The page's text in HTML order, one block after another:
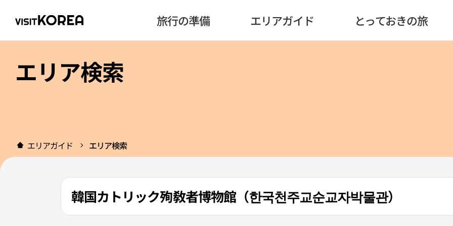
旅行の準備 エリアガイド とっておきの旅
エリア検索
エリアガイド エリア検索
韓国カトリック殉敎者博物館（한국천주교순교자박물관）